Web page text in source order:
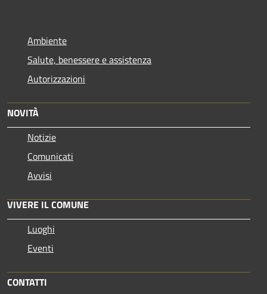
Ambiente
Salute, benessere e assistenza
Autorizzazioni
NOVITÀ
Notizie
Comunicati
Avvisi
VIVERE IL COMUNE
Luoghi
Eventi
CONTATTI